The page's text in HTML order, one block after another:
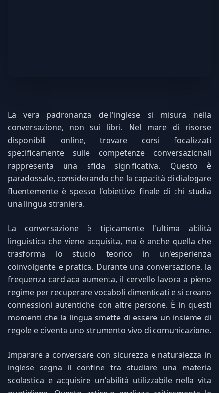
La vera padronanza dell'inglese si misura nella
conversazione, non sui libri. Nel mare di risorse
disponibili online, trovare corsi focalizzati
specificamente sulle competenze conversazionali
rappresenta una sfida significativa. Questo è
paradossale, considerando che la capacità di dialogare
fluentemente è spesso l'obiettivo finale di chi studia
una lingua straniera.
La conversazione è tipicamente l'ultima abilità
linguistica che viene acquisita, ma è anche quella che
trasforma lo studio teorico in un'esperienza
coinvolgente e pratica. Durante una conversazione, la
frequenza cardiaca aumenta, il cervello lavora a pieno
regime per recuperare vocaboli dimenticati e si creano
connessioni autentiche con altre persone. È in questi
momenti che la lingua smette di essere un insieme di
regole e diventa uno strumento vivo di comunicazione.
Imparare a conversare con sicurezza e naturalezza in
inglese segna il confine tra studiare una materia
scolastica e acquisire un'abilità utilizzabile nella vita